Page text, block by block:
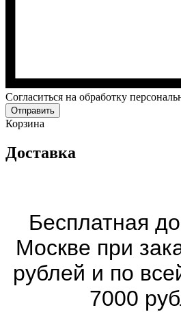
Cогласиться на обработку
Отправить
Корзина
Доставка
Бесплатная
Москве при
рублей и по
7000